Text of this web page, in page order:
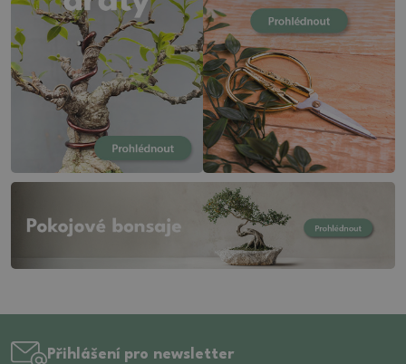
Přihlášení pro newsletter